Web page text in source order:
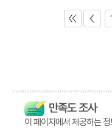
만족도 조사
이 페이지에서 제공하는